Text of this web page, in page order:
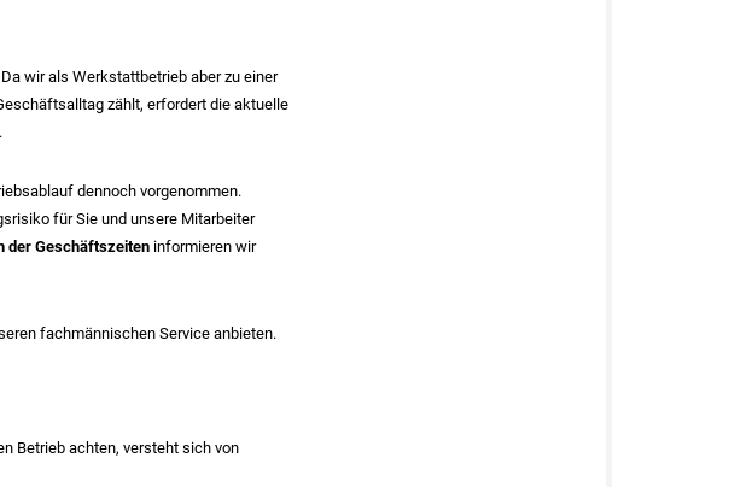
wir als Werkstattbetrieb aber zu einer
zählt, erfordert die aktuelle
dennoch vorgenommen.
für Sie und unsere Mitarbeiter
der Geschäftszeiten informieren wir
fachmännischen Service anbieten.
Betrieb achten, versteht sich von